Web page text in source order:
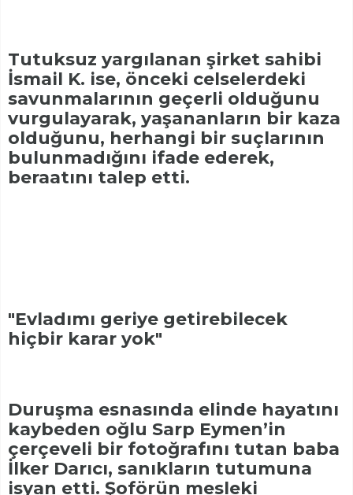
Tutuksuz yargılanan şirket sahibi
İsmail K. ise, önceki celselerdeki
savunmalarının geçerli olduğunu
vurgulayarak, yaşananların bir kaza
olduğunu, herhangi bir suçlarının
bulunmadığını ifade ederek,
beraatını talep etti.
"Evladımı geriye getirebilecek
hiçbir karar yok"
Duruşma esnasında elinde hayatını
kaybeden oğlu Sarp Eymen’in
çerçeveli bir fotoğrafını tutan baba
İlker Darıcı, sanıkların tutumuna
isyan etti. Şoförün mesleki